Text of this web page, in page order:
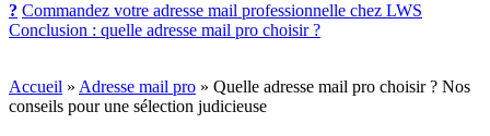
? Commandez votre adresse mail professionnelle chez LWS
Conclusion : quelle adresse mail pro choisir ?
Accueil » Adresse mail pro » Quelle adresse mail pro choisir ? Nos
conseils pour une sélection judicieuse